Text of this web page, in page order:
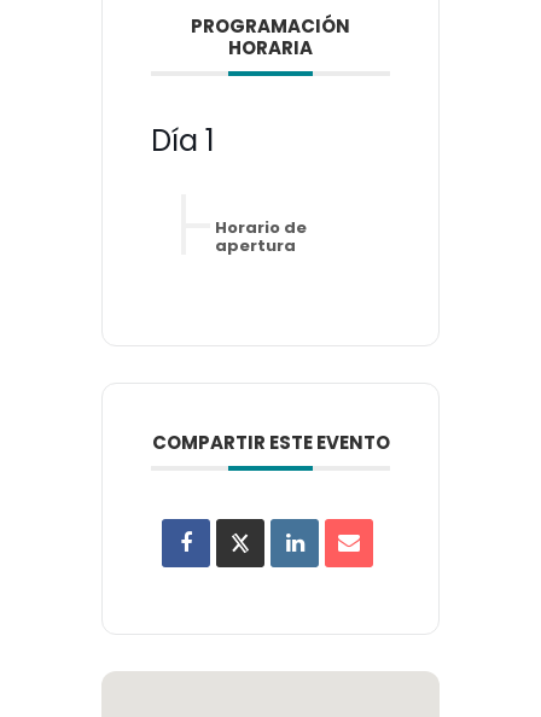
PROGRAMACIÓN
HORARIA
Día 1
Horario de
apertura
COMPARTIR ESTE EVENTO